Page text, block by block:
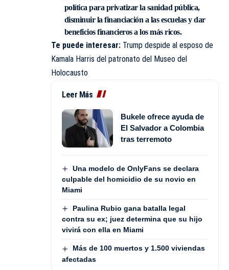
política para privatizar la sanidad pública,
disminuir la financiación a las escuelas y dar
beneficios financieros a los más ricos.
Te puede interesar: Trump despide al esposo de
Kamala Harris del patronato del Museo del
Holocausto
Leer Más
Bukele ofrece ayuda de
El Salvador a Colombia
tras terremoto
Una modelo de OnlyFans se declara
culpable del homicidio de su novio en
Miami
Paulina Rubio gana batalla legal
contra su ex; juez determina que su hijo
vivirá con ella en Miami
Más de 100 muertos y 1.500 viviendas
afectadas